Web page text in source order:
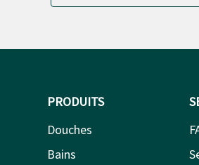
PRODUITS
Douches
Bains